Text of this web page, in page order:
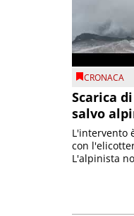
CRONACA
Scarica
salvo
L'intervento
con
L'alpinista